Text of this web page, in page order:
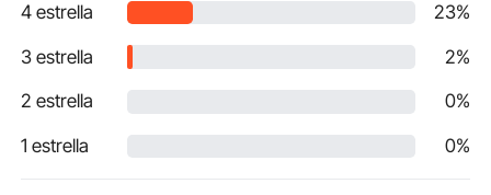
4 estrella 23%
3 estrella 2%
2 estrella 0%
1 estrella 0%